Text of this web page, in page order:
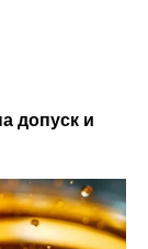
допуск и